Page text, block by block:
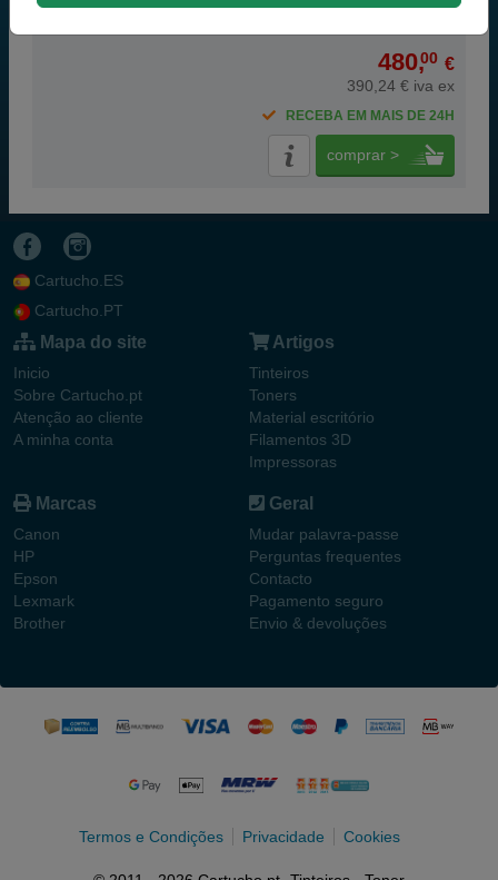
480,00 €
390,24 € iva ex
RECEBA EM MAIS DE 24H
comprar >
Cartucho.ES
Cartucho.PT
Mapa do site
Inicio
Sobre Cartucho.pt
Atenção ao cliente
A minha conta
Artigos
Tinteiros
Toners
Material escritório
Filamentos 3D
Impressoras
Marcas
Canon
HP
Epson
Lexmark
Brother
Geral
Mudar palavra-passe
Perguntas frequentes
Contacto
Pagamento seguro
Envio & devoluções
Termos e Condições Privacidade Cookies